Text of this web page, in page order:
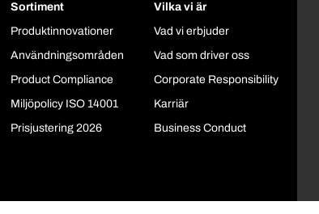
Sortiment
Produktinnovationer
Användningsområden
Product Compliance
Miljöpolicy ISO 14001
Prisjustering 2026
Vilka vi är
Vad vi erbjuder
Vad som driver oss
Corporate Responsibility
Karriär
Business Conduct